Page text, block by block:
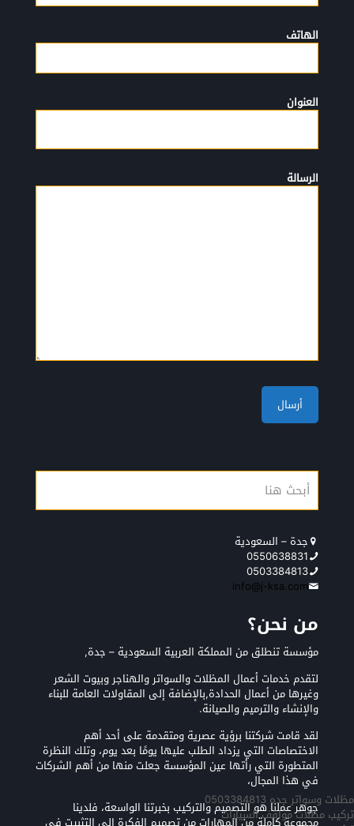
الهاتف
العنوان
الرسالة
جدة – السعودية
0550638831
0503384813
info@j-ksa.com
من نحن؟
مؤسسة تنطلق من المملكة العربية السعودية – جدة,
لتقدم خدمات أعمال المظلات والسواتر والهناجر وبيوت الشعر
وغيرها من أعمال الحدادة,بالإضافة إلى المقاولات العامة للبناء
والإنشاء والترميم والصيانة.
لقد قامت شركتنا برؤية عصرية ومتقدمة على أحد أهم
الاختصاصات التي يزداد الطلب عليها يومًا بعد يوم، وتلك النظرة
المتطورة التي رأتها عين المؤسسة جعلت منها من أهم الشركات
في هذا المجال،
جوهر عملنا هو التصميم والتركيب بخبرتنا الواسعة، فلدينا
مظلات وسواتر جده 0503384813
تركيب مظلات مواقف السيارات